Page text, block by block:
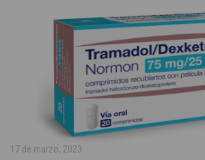
17 de marzo, 2023